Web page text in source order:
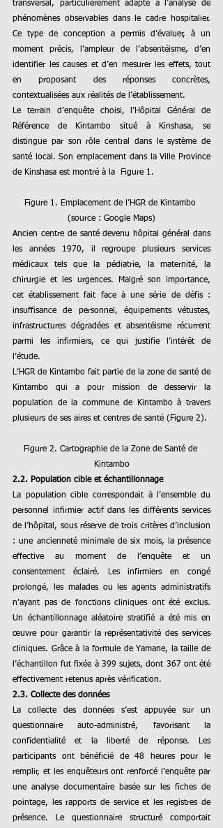
transversal, particulièrement adapté à l’analyse de
phénomènes observables dans le cadre hospitalier.
Ce type de conception a permis d’évaluer, à un
moment précis, l’ampleur de l’absentéisme, d’en
identifier les causes et d’en mesurer les effets, tout
en proposant des réponses concrètes,
contextualisées aux réalités de l’établissement.
Le terrain d’enquête choisi, l’Hôpital Général de
Référence de Kintambo situé à Kinshasa, se
distingue par son rôle central dans le système de
santé local. Son emplacement dans la Ville Province
de Kinshasa est montré à la  Figure 1.
Figure 1. Emplacement de l’HGR de Kintambo
(source : Google Maps)
Ancien centre de santé devenu hôpital général dans
les années 1970, il regroupe plusieurs services
médicaux tels que la pédiatrie, la maternité, la
chirurgie et les urgences. Malgré son importance,
cet établissement fait face à une série de défis :
insuffisance de personnel, équipements vétustes,
infrastructures dégradées et absentéisme récurrent
parmi les infirmiers, ce qui justifie l’intérêt de
l’étude.
L’HGR de Kintambo fait partie de la zone de santé de
Kintambo qui a pour mission de desservir la
population de la commune de Kintambo à travers
plusieurs de ses aires et centres de santé (Figure 2).
Figure 2. Cartographie de la Zone de Santé de
Kintambo
2.2. Population cible et échantillonnage
La population cible correspondait à l’ensemble du
personnel infirmier actif dans les différents services
de l’hôpital, sous réserve de trois critères d’inclusion
: une ancienneté minimale de six mois, la présence
effective au moment de l’enquête et un
consentement éclairé. Les infirmiers en congé
prolongé, les malades ou les agents administratifs
n’ayant pas de fonctions cliniques ont été exclus.
Un échantillonnage aléatoire stratifié a été mis en
œuvre pour garantir la représentativité des services
cliniques. Grâce à la formule de Yamane, la taille de
l’échantillon fut fixée à 399 sujets, dont 367 ont été
effectivement retenus après vérification.
2.3. Collecte des données
La collecte des données s’est appuyée sur un
questionnaire auto-administré, favorisant la
confidentialité et la liberté de réponse. Les
participants ont bénéficié de 48 heures pour le
remplir, et les enquêteurs ont renforcé l’enquête par
une analyse documentaire basée sur les fiches de
pointage, les rapports de service et les registres de
présence. Le questionnaire structuré comportait